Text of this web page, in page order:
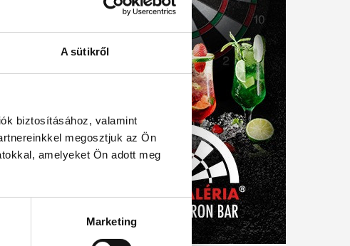
A sütikről
biztosításához, valamint
megosztjuk az Ön
amelyeket Ön adott meg
Marketing